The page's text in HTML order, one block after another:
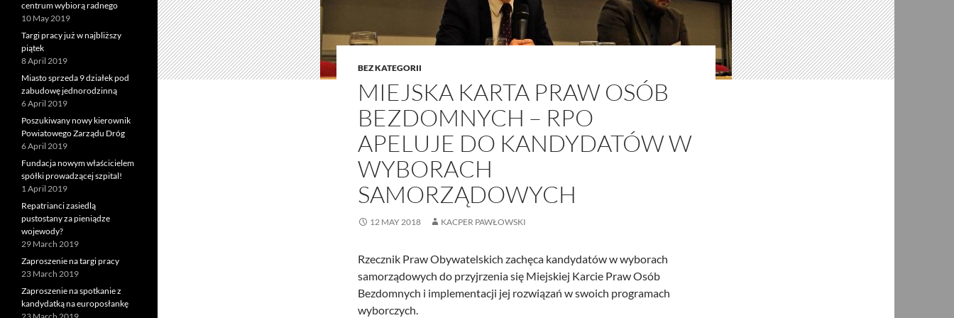
BEZ KATEGORII
MIEJSKA KARTA PRAW OSÓB
BEZDOMNYCH – RPO
APELUJE DO KANDYDATÓW W
WYBORACH
SAMORZĄDOWYCH
12 MAY 2018 KACPER PAWŁOWSKI
Rzecznik Praw Obywatelskich zachęca kandydatów w wyborach
samorządowych do przyjrzenia się Miejskiej Karcie Praw Osób
Bezdomnych i implementacji jej rozwiązań w swoich programach
wyborczych.
centrum wybiorą radnego
10 May 2019
Targi pracy już w najbliższy
piątek
8 April 2019
Miasto sprzeda 9 działek pod
zabudowę jednorodzinną
6 April 2019
Poszukiwany nowy kierownik
Powiatowego Zarządu Dróg
6 April 2019
Fundacja nowym właścicielem
spółki prowadzącej szpital!
1 April 2019
Repatrianci zasiedlą
pustostany za pieniądze
wojewody?
29 March 2019
Zaproszenie na targi pracy
23 March 2019
Zaproszenie na spotkanie z
kandydatką na europosłankę